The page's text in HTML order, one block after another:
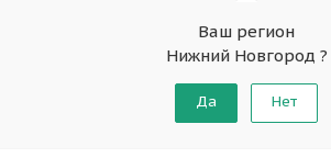
Ваш регион
Нижний Новгород ?
Да Нет